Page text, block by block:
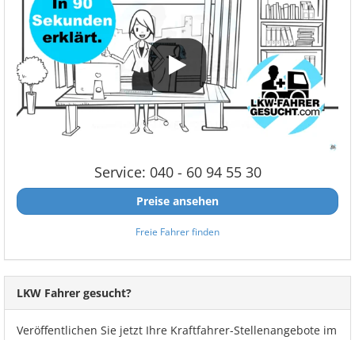
Service: 040 - 60 94 55 30
Preise ansehen
Freie Fahrer finden
LKW Fahrer gesucht?
Veröffentlichen Sie jetzt Ihre Kraftfahrer-Stellenangebote im